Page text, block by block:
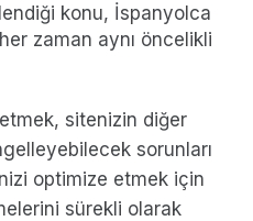
konu, İspanyolca
zaman aynı öncelikli
sitenizin diğer
sorunları
optimize etmek için
sürekli olarak